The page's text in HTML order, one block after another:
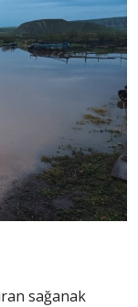
sağanak